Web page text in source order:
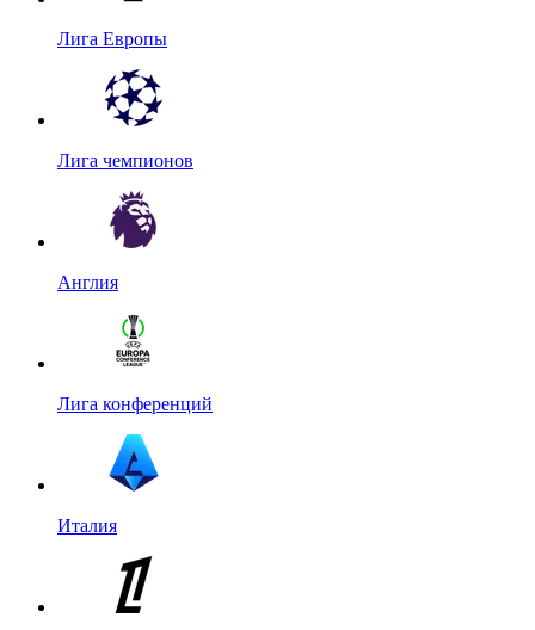
Лига Европы
Лига чемпионов
Англия
Лига конференций
Италия